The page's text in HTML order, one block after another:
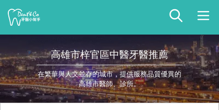
高雄市梓官區中醫牙醫推薦
在繁華與人文並存的城市，提供服務品質優異的
高雄市醫師、診所。